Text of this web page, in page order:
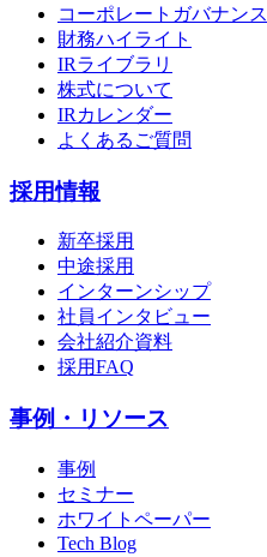
コーポレートガバナンス
財務ハイライト
IRライブラリ
株式について
IRカレンダー
よくあるご質問
採用情報
新卒採用
中途採用
インターンシップ
社員インタビュー
会社紹介資料
採用FAQ
事例・リソース
事例
セミナー
ホワイトペーパー
Tech Blog